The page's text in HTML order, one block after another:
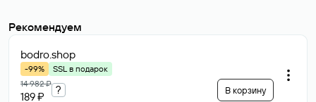
Рекомендуем
bodro.shop
-99%
SSL в подарок
14 982 ₽
189 ₽
? В корзину